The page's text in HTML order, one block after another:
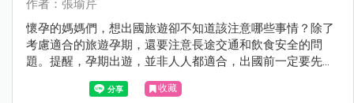
作者：張瑜芹
懷孕的媽媽們，想出國旅遊卻不知道該注意哪些事情？除了
考慮適合的旅遊孕期，還要注意長途交通和飲食安全的問
題。提醒，孕期出遊，並非人人都適合，出國前一定要先請
醫師評估自己的狀況是否適合出國，母胎安全才應為首要考
量。萬一在國外發生身體不適要緊急就醫，又該準備哪些東
收藏